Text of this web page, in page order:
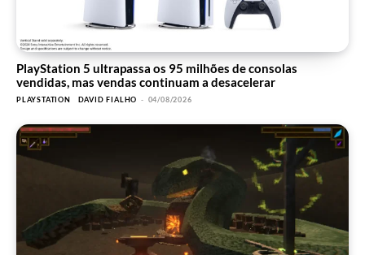
PlayStation 5 ultrapassa os 95 milhões de consolas
vendidas, mas vendas continuam a desacelerar
PLAYSTATION DAVID FIALHO - 04/08/2026